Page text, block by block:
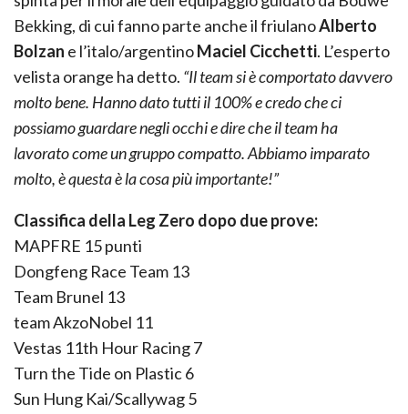
Bekking, di cui fanno parte anche il friulanoAlberto
Bolzan e l’italo/argentinoMaciel Cicchetti. L’esperto
velista orange ha detto. “Il team si è comportato davvero
molto bene. Hanno dato tutti il 100% e credo che ci
possiamo guardare negli occhi e dire che il team ha
lavorato come un gruppo compatto. Abbiamo imparato
molto, è questa è la cosa più importante!”
Classifica della Leg Zero dopo due prove:
MAPFRE 15 punti
Dongfeng Race Team 13
Team Brunel 13
team AkzoNobel 11
Vestas 11th Hour Racing 7
Turn the Tide on Plastic 6
Sun Hung Kai/Scallywag 5